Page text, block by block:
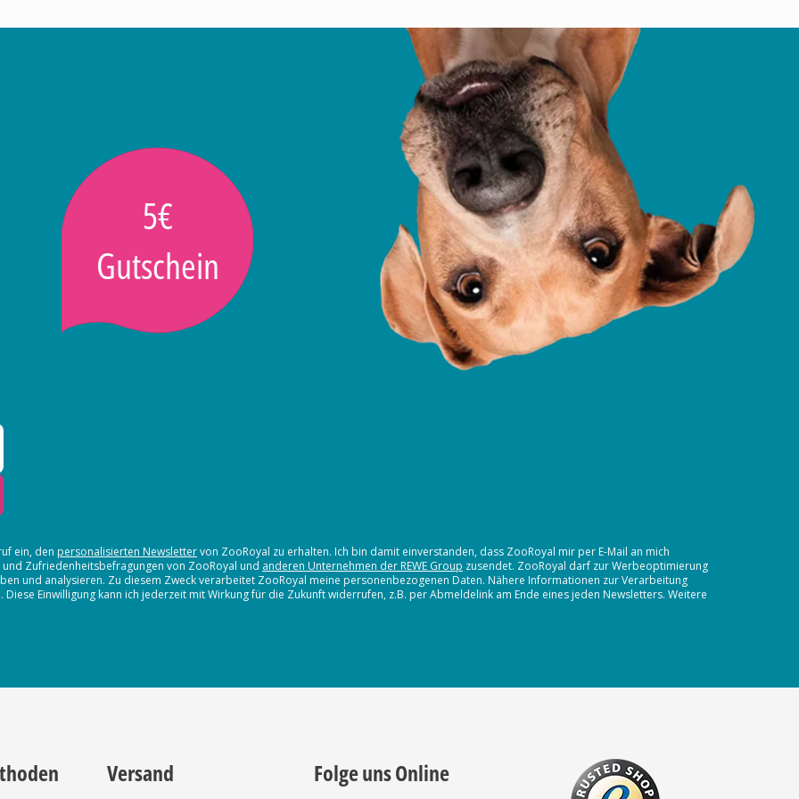
5€
Gutschein
ein, den personalisierten Newslettervon ZooRoyal zu erhalten. Ich bin damit einverstanden, dass ZooRoyal mir per E-Mail an mich
Zufriedenheitsbefragungen von ZooRoyal und anderen Unternehmen der REWE Group zusendet. ZooRoyal darf zur Werbeoptimierung
und analysieren. Zu diesem Zweck verarbeitet ZooRoyal meine personenbezogenen Daten. Nähere Informationen zur Verarbeitung
Einwilligung kann ich jederzeit mit Wirkung für die Zukunft widerrufen, z.B. per Abmeldelink am Ende eines jeden Newsletters. Weitere
Versand Folge uns Online